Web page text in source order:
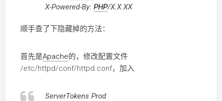
X-Powered-By: PHP/X.X.XX
顺手查了下隐藏掉的方法：
首先是Apache的，修改配置文件
/etc/httpd/conf/httpd.conf，加入
ServerTokens Prod